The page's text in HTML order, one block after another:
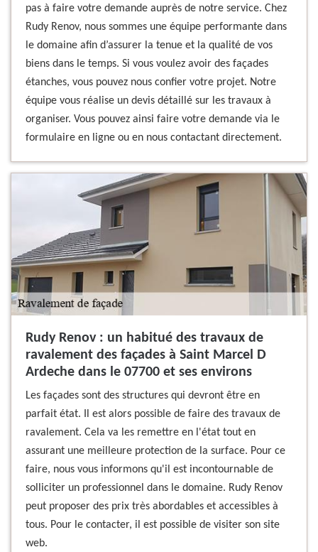
pas à faire votre demande auprès de notre service. Chez
Rudy Renov, nous sommes une équipe performante dans
le domaine afin d’assurer la tenue et la qualité de vos
biens dans le temps. Si vous voulez avoir des façades
étanches, vous pouvez nous confier votre projet. Notre
équipe vous réalise un devis détaillé sur les travaux à
organiser. Vous pouvez ainsi faire votre demande via le
formulaire en ligne ou en nous contactant directement.
Rudy Renov : un habitué des travaux de
ravalement des façades à Saint Marcel D
Ardeche dans le 07700 et ses environs
Les façades sont des structures qui devront être en
parfait état. Il est alors possible de faire des travaux de
ravalement. Cela va les remettre en l'état tout en
assurant une meilleure protection de la surface. Pour ce
faire, nous vous informons qu'il est incontournable de
solliciter un professionnel dans le domaine. Rudy Renov
peut proposer des prix très abordables et accessibles à
tous. Pour le contacter, il est possible de visiter son site
web.